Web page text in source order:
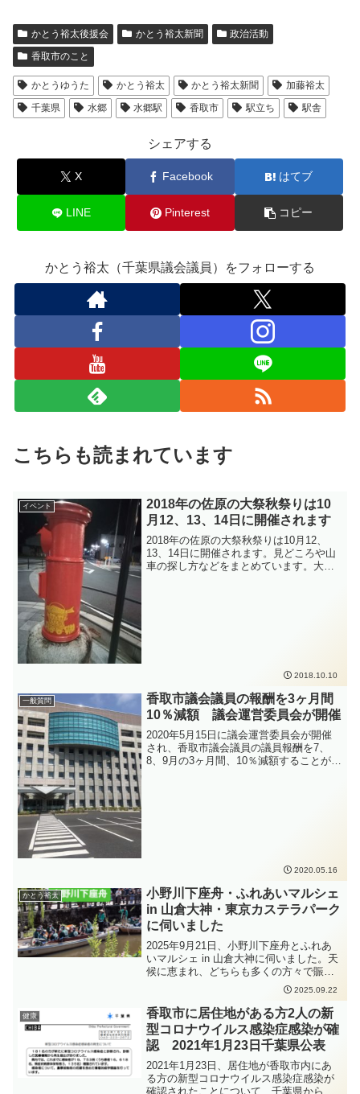
かとう裕太後援会 かとう裕太新聞
政治活動
香取市のこと
かとうゆうた かとう裕太 かとう裕太新聞
加藤裕太
千葉県
水郷 水郷駅 香取市 駅立ち 駅舎
シェアする
X Facebook はてブ
LINE Pinterest コピー
かとう裕太（千葉県議会議員）をフォローする
こちらも読まれています
イベント
2018年の佐原の大祭秋祭りは10
月12、13、14日に開催されます
2018年の佐原の大祭秋祭りは10月12、
13、14日に開催されます。見どころや山
車の探し方などをまとめています。大き
2018.10.10
一般質問
香取市議会議員の報酬を3ヶ月間
10％減額 議会運営委員会が開催
2020年5月15日に議会運営委員会が開催
され、香取市議会議員の議員報酬を7、
8、9月の3ヶ月間、10％減額することが決
2020.05.16
かとう裕太
小野川下座舟・ふれあいマルシェ
in 山倉大神・東京カステラパーク
に伺いました
2025年9月21日、小野川下座舟とふれあ
いマルシェ in 山倉大神に伺いました。天
候に恵まれ、どちらも多くの方々で賑わ
っていました。たくさんの方々にお声を
かけていただき、県政や地域のことにつ
いて報告をしたり、ご要望を伺ったりい
たしました。その後はご要望をいただい
た場所の現地確認をし、資料をまとめま
した。その帰りに、多古町十余三に先日
オープンした東京カステラパークに伺い
ました。遅めの時間に伺ったのですが、
店内は混雑しており、早速多古町の人気
2025.09.22
健康
香取市に居住地がある方2人の新
型コロナウイルス感染症感染が確
認 2021年1月23日千葉県公表
2021年1月23日、居住地が香取市内にあ
る方の新型コロナウイルス感染症感染が
確認されたことについて、千葉県から公